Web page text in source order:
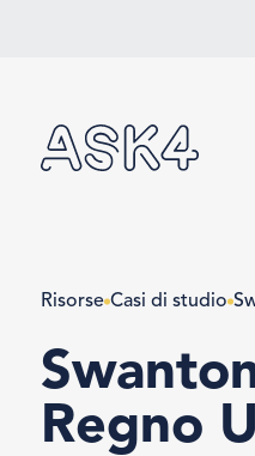
Risorse Casi di studio
Regno